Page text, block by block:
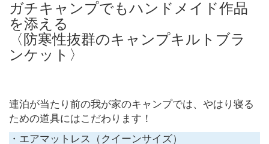
ガチキャンプでもハンドメイド作品
を添える
〈防寒性抜群のキャンプキルトブラ
ンケット〉
連泊が当たり前の我が家のキャンプでは、やはり寝る
ための道具にはこだわります！
・エアマットレス（クイーンサイズ）